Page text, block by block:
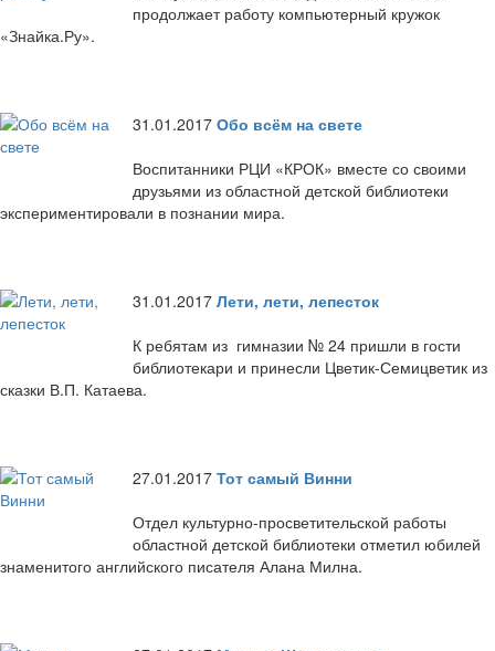
продолжает работу компьютерный кружок
«Знайка.Ру».
31.01.2017 Обо всём на свете
Воспитанники РЦИ «КРОК» вместе со своими
друзьями из областной детской библиотеки
экспериментировали в познании мира.
31.01.2017 Лети, лети, лепесток
К ребятам из гимназии № 24 пришли в гости
библиотекари и принесли Цветик-Семицветик из
сказки В.П. Катаева.
27.01.2017 Тот самый Винни
Отдел культурно-просветительской работы
областной детской библиотеки отметил юбилей
знаменитого английского писателя Алана Милна.